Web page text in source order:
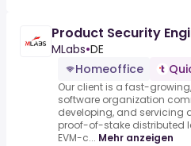
Product Security
MLabs•DE
Homeoffice
Our client is a fast-
software organization
developing, and servicing
proof-of-stake distributed
EVM-c... Mehr anzeigen